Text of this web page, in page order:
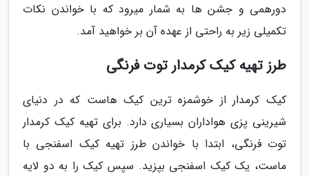
دورهمی و جشن ها به شمار میرود که با خواندن نکات
تکمیلی زیر به راحتی از عهده آن بر خواهید آمد.
طرز تهیه کیک کرمدار توت فرنگی
کیک کرمدار از خوشمزه ترین کیک هاست که در دنیای
شیرینی پزی هواداران بسیاری دارد. برای تهیه کیک کرمدار
توت فرنگی، ابتدا با خواندن طرز تهیه کیک اسفنجی با
ماست، یک کیک اسفنجی بپزید. سپس کیک را به دو لایه